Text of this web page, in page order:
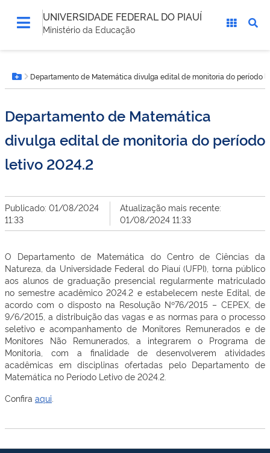
UNIVERSIDADE FEDERAL DO PIAUÍ
Ministério da Educação
está
aqui:Botão Menu
Departamento de Matemática divulga edital de monitoria do período
Departamento de Matemática
divulga edital de monitoria do período
letivo 2024.2
Publicado: 01/08/2024
11:33
Atualização mais recente:
01/08/2024 11:33
O Departamento de Matemática do Centro de Ciências da
Natureza, da Universidade Federal do Piauí (UFPI), torna público
aos alunos de graduação presencial regularmente matriculado
no semestre acadêmico 2024.2 e estabelecem neste Edital, de
acordo com o disposto na Resolução Nº76/2015 – CEPEX, de
9/6/2015, a distribuição das vagas e as normas para o processo
seletivo e acompanhamento de Monitores Remunerados e de
Monitores Não Remunerados, a integrarem o Programa de
Monitoria, com a finalidade de desenvolverem atividades
acadêmicas em disciplinas ofertadas pelo Departamento de
Matemática no Período Letivo de 2024.2.
Confira aqui